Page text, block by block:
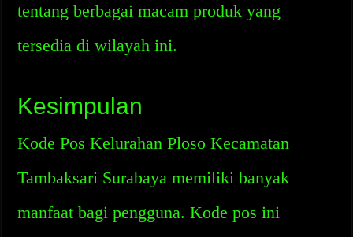
tentang berbagai macam produk yang
tersedia di wilayah ini.
Kesimpulan
Kode Pos Kelurahan Ploso Kecamatan
Tambaksari Surabaya memiliki banyak
manfaat bagi pengguna. Kode pos ini